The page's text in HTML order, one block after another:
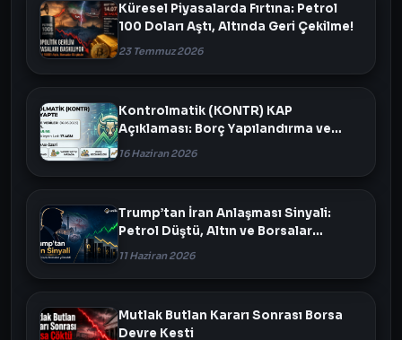
Küresel Piyasalarda Fırtına: Petrol
100 Doları Aştı, Altında Geri Çekilme!
23 Temmuz 2026
Kontrolmatik (KONTR) KAP
Açıklaması: Borç Yapılandırma ve
Varlık Satışı Masada
16 Haziran 2026
Trump’tan İran Anlaşması Sinyali:
Petrol Düştü, Altın ve Borsalar
Yükseldi
11 Haziran 2026
Mutlak Butlan Kararı Sonrası Borsa
Devre Kesti